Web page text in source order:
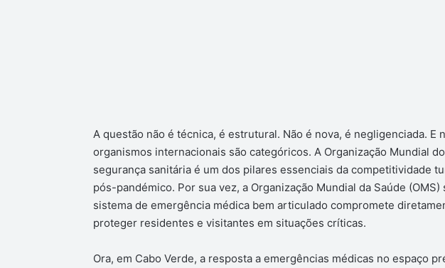
A questão não é técnica, é estrutural. Não é nova, é negligenciada. E
organismos internacionais são categóricos. A Organização Mundial
segurança sanitária é um dos pilares essenciais da competitividade
pós-pandémico. Por sua vez, a Organização Mundial da Saúde
sistema de emergência médica bem articulado compromete
proteger residentes e visitantes em situações críticas.
Ora, em Cabo Verde, a resposta a emergências médicas no espaço